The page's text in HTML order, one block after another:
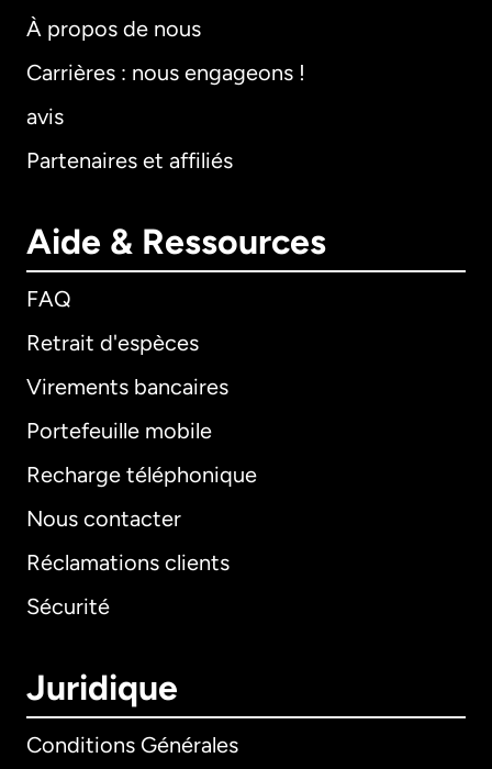
À propos de nous
Carrières : nous engageons !
avis
Partenaires et affiliés
Aide & Ressources
FAQ
Retrait d'espèces
Virements bancaires
Portefeuille mobile
Recharge téléphonique
Nous contacter
Réclamations clients
Sécurité
Juridique
Conditions Générales